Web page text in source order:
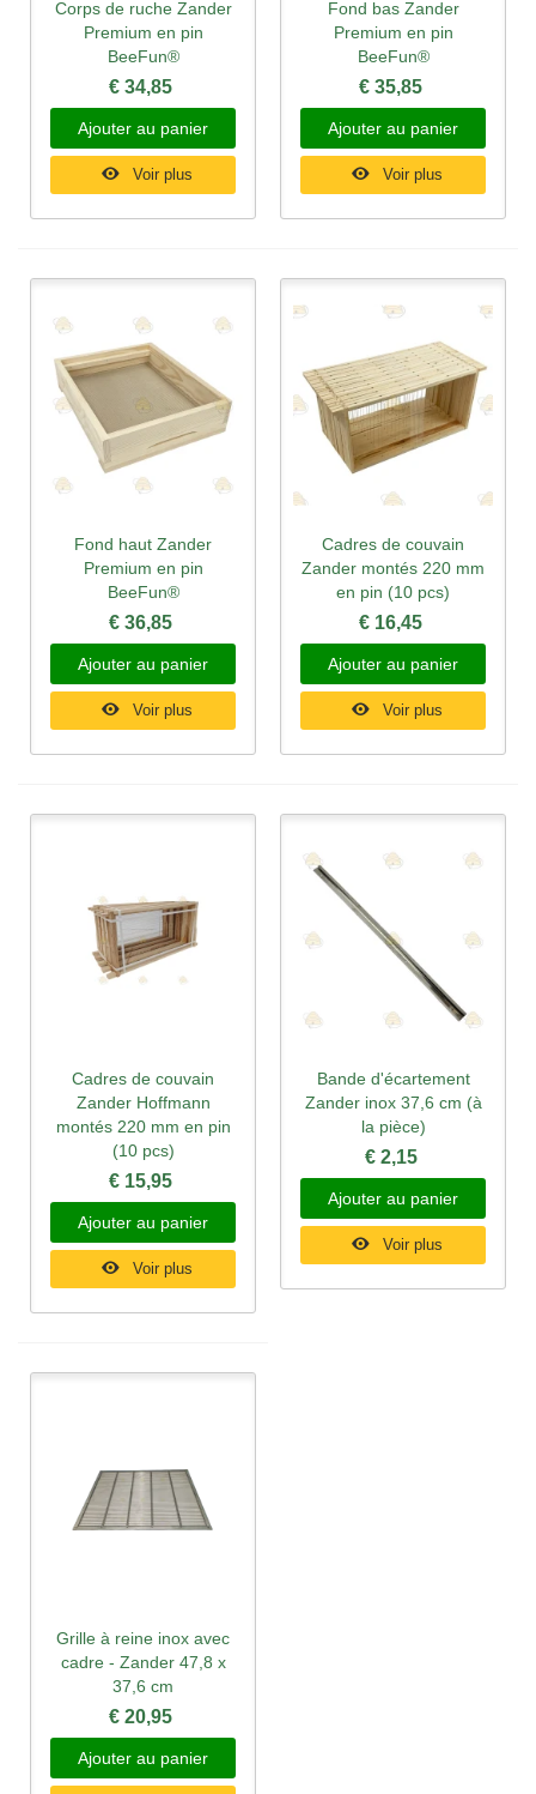
Corps de ruche Zander
Premium en pin
BeeFun®
€ 34,85
Ajouter au panier
Voir plus
Fond bas Zander
Premium en pin
BeeFun®
€ 35,85
Ajouter au panier
Voir plus
Fond haut Zander
Premium en pin
BeeFun®
€ 36,85
Ajouter au panier
Voir plus
Cadres de couvain
Zander montés 220 mm
en pin (10 pcs)
€ 16,45
Ajouter au panier
Voir plus
Cadres de couvain
Zander Hoffmann
montés 220 mm en pin
(10 pcs)
€ 15,95
Ajouter au panier
Voir plus
Bande d'écartement
Zander inox 37,6 cm (à
la pièce)
€ 2,15
Ajouter au panier
Voir plus
Grille à reine inox avec
cadre - Zander 47,8 x
37,6 cm
€ 20,95
Ajouter au panier